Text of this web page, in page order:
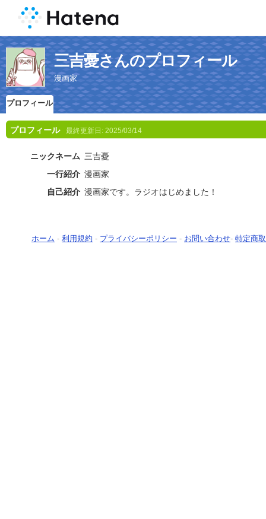
三吉憂さんのプロフィール
漫画家
プロフィール
プロフィール 最終更新日: 2025/03/14
ニックネーム 三吉憂
一行紹介 漫画家
自己紹介 漫画家です。ラジオはじめました！
ホーム - 利用規約 - プライバシーポリシー - お問い合わせ- 特定商